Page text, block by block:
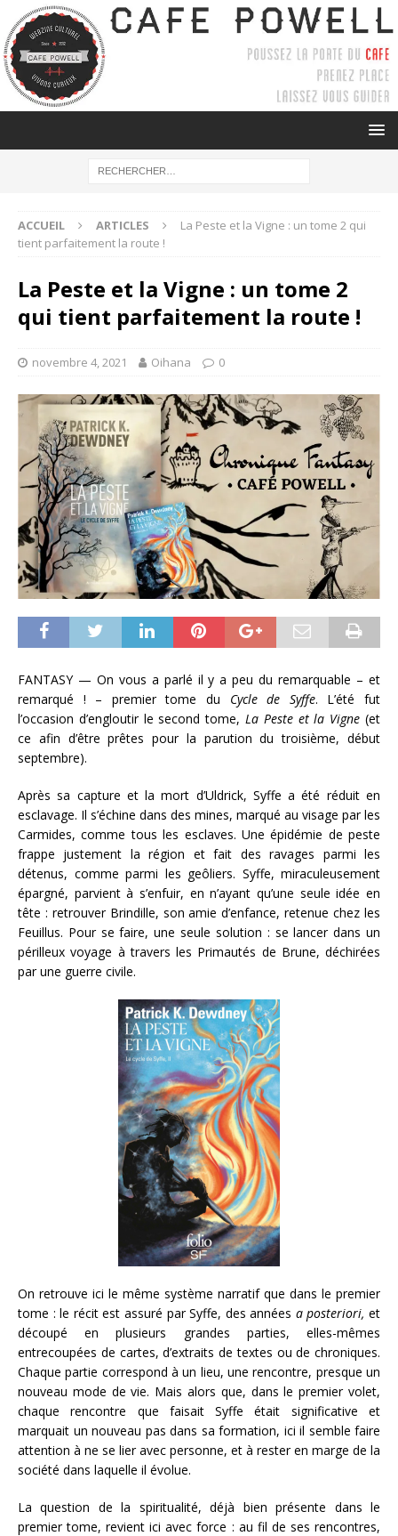
ACCUEIL ARTICLES
La Peste et la Vigne : un tome 2 qui
tient parfaitement la route !
La Peste et la Vigne : un tome 2
qui tient parfaitement la route !
novembre 4, 2021 Oihana 0
FANTASY — On vous a parlé il y a peu du remarquable – et
remarqué ! – premier tome du Cycle de Syffe. L’été fut
l’occasion d’engloutir le second tome, La Peste et la Vigne (et
ce afin d’être prêtes pour la parution du troisième, début
septembre).
Après sa capture et la mort d’Uldrick, Syffe a été réduit en
esclavage. Il s’échine dans des mines, marqué au visage par les
Carmides, comme tous les esclaves. Une épidémie de peste
frappe justement la région et fait des ravages parmi les
détenus, comme parmi les geôliers. Syffe, miraculeusement
épargné, parvient à s’enfuir, en n’ayant qu’une seule idée en
tête : retrouver Brindille, son amie d’enfance, retenue chez les
Feuillus. Pour se faire, une seule solution : se lancer dans un
périlleux voyage à travers les Primautés de Brune, déchirées
par une guerre civile.
On retrouve ici le même système narratif que dans le premier
tome : le récit est assuré par Syffe, des années a posteriori, et
découpé en plusieurs grandes parties, elles-mêmes
entrecoupées de cartes, d’extraits de textes ou de chroniques.
Chaque partie correspond à un lieu, une rencontre, presque un
nouveau mode de vie. Mais alors que, dans le premier volet,
chaque rencontre que faisait Syffe était significative et
marquait un nouveau pas dans sa formation, ici il semble faire
attention à ne se lier avec personne, et à rester en marge de la
société dans laquelle il évolue.
La question de la spiritualité, déjà bien présente dans le
premier tome, revient ici avec force : au fil de ses rencontres,